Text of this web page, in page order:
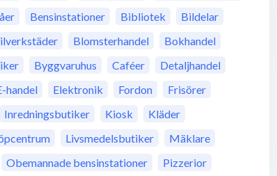
Bensinstationer Bibliotek
Bildelar
Blomsterhandel
Bokhandel
Byggvaruhus Caféer
Detaljhandel
handel Elektronik Fordon
Frisörer
Inredningsbutiker Kiosk
Kläder
Livsmedelsbutiker
Mäklare
Obemannade bensinstationer
Pizzerior